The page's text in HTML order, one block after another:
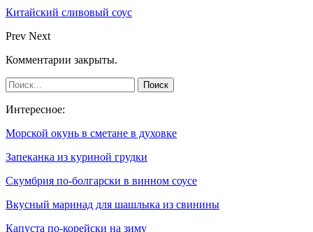
Китайский сливовый соус
Prev Next
Комментарии закрыты.
Интересное:
Морской окунь в сметане в духовке
Запеканка из куриной грудки
Скумбрия по-болгарски в винном соусе
Вкусный маринад для шашлыка из свинины
Капуста по-корейски на зиму